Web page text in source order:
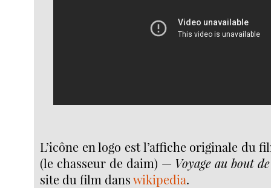
L’icône en logo est l’affiche originale du
(le chasseur de daim) — Voyage au bout
site du film danswikipedia.